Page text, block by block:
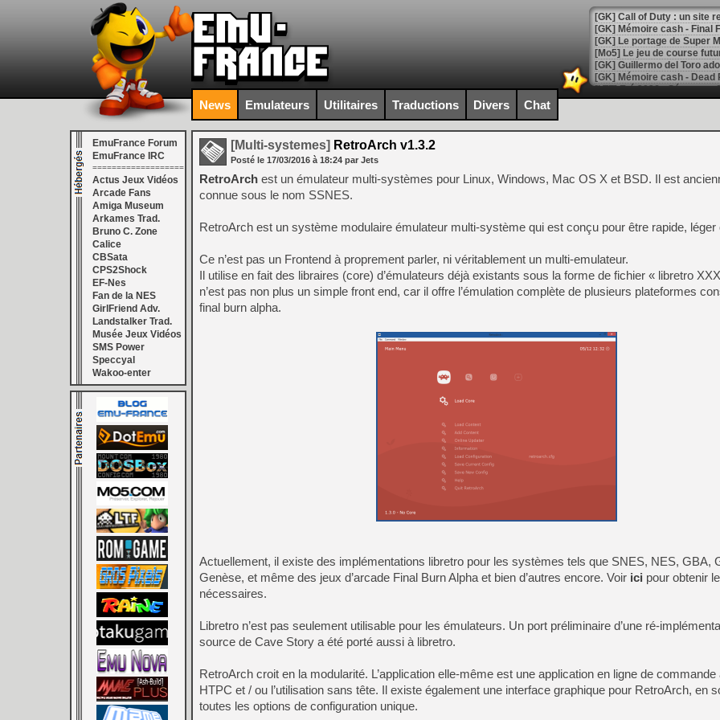
[GK] Le portage de Super
[Mo5] Le jeu de course
[GK] Guillermo del Toro
[LTF] Eté 2026 - Séquence
[GK] Mistfall Hunter :
[GK] Wo Long 2 évolue
[GK] Crossfire : un TPS à
[LS] [PS5] Premiers
[Mo5] DOOM arrive en
[GK] Bethesda fête les 30
[GK] Roblox : l'action en
[GK] Agenda - GeForce
[LS] [PS5] ps5-y2jb-
[GK] Pourquoi Marvel
[GK] GTA 6 : Rockstar
[GK] Hot Wheels Infinite
[GK] Mémoire cash -
[GK] Résultats Nintendo :
[GK] Déjà des
[Mo5] Brickboy cherche à
[GK] Minecraft et ses «
[GK] Beast of
[GK] Ubisoft : fin de partie
[GK] Mémoire cash -
[GK] Dan Houser (GTA)
[GK] Comment EA Sports
[GK] Crimson Moon : un
[GK] Isle of Reveries : le
News Emulateurs Utilitaires Traductions Divers Chat
EmuFrance Forum
EmuFrance IRC
===================
Actus Jeux Vidéos
Arcade Fans
Amiga Museum
Arkames Trad.
Bruno C. Zone
Calice
CBSata
CPS2Shock
EF-Nes
Fan de la NES
GirlFriend Adv.
Landstalker Trad.
Musée Jeux Vidéos
SMS Power
Speccyal
Wakoo-enter
[Multi-systemes] RetroArch v1.3.2
Posté le 17/03/2016 à 18:24 par Jets
RetroArch est un émulateur multi-systèmes pour Linux, Windows, Mac OS X et BSD. Il est
connue sous le nom SSNES.
RetroArch est un système modulaire émulateur multi-système qui est conçu pour être rapide, léger
Ce n’est pas un Frontend à proprement parler, ni véritablement un multi-emulateur.
Il utilise en fait des libraires (core) d’émulateurs déjà existants sous la forme de fichier « libretro
n’est pas non plus un simple front end, car il offre l’émulation complète de plusieurs plateformes
final burn alpha.
Actuellement, il existe des implémentations libretro pour les systèmes tels que SNES, NES, GBA,
Genèse, et même des jeux d’arcade Final Burn Alpha et bien d’autres encore. Voir ici pour obtenir
nécessaires.
Libretro n’est pas seulement utilisable pour les émulateurs. Un port préliminaire d’une ré-
source de Cave Story a été porté aussi à libretro.
RetroArch croit en la modularité. L’application elle-même est une application en ligne de commande
HTPC et / ou l’utilisation sans tête. Il existe également une interface graphique pour RetroArch, en
toutes les options de configuration unique.